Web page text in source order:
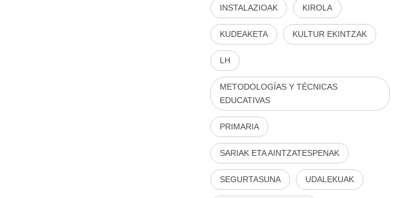
INSTALAZIOAK KIROLA
KUDEAKETA KULTUR EKINTZAK
LH
METODOLOGÍAS Y TÉCNICAS
EDUCATIVAS
PRIMARIA
SARIAK ETA AINTZATESPENAK
SEGURTASUNA UDALEKUAK